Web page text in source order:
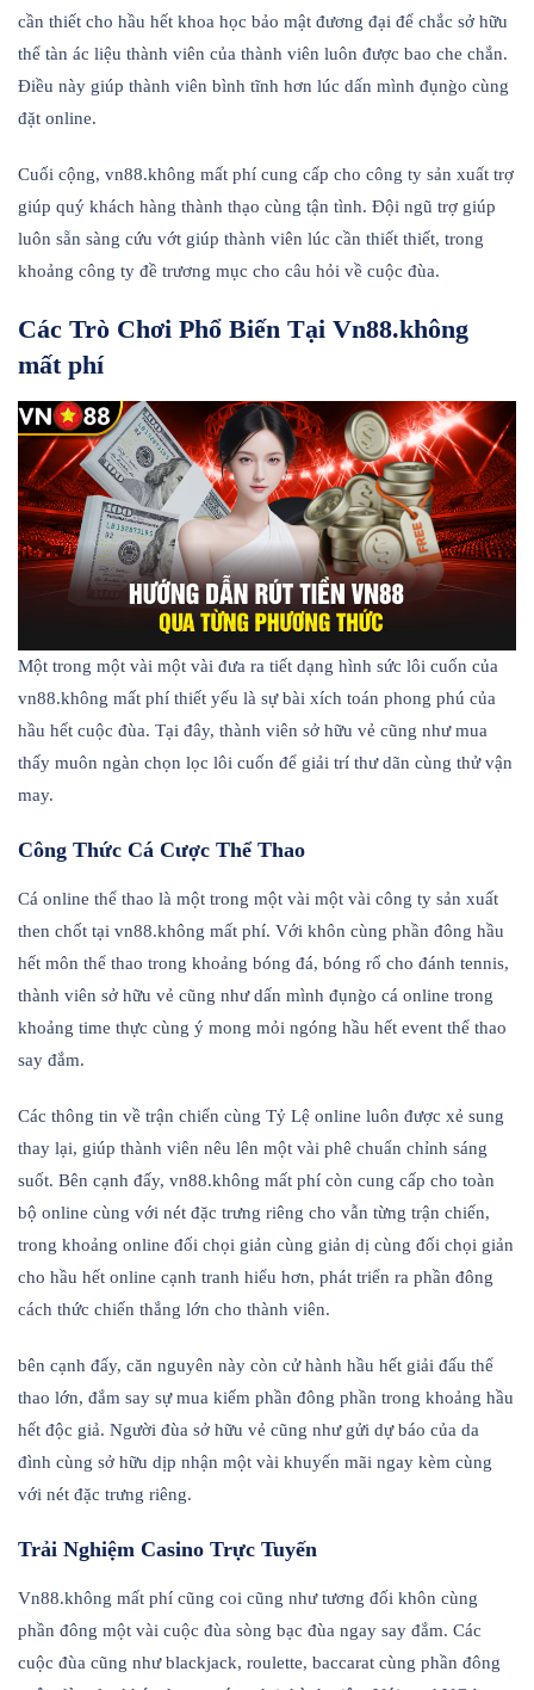
cần thiết cho hầu hết khoa học bảo mật đương đại để chắc sở hữu
thể tàn ác liệu thành viên của thành viên luôn được bao che chắn.
Điều này giúp thành viên bình tĩnh hơn lúc dấn mình đụng̀o cùng
đặt online.
Cuối cộng, vn88.không mất phí cung cấp cho công ty sản xuất trợ
giúp quý khách hàng thành thạo cùng tận tình. Đội ngũ trợ giúp
luôn sẵn sàng cứu vớt giúp thành viên lúc cần thiết thiết, trong
khoảng công ty đề trương mục cho câu hỏi về cuộc đùa.
Các Trò Chơi Phổ Biến Tại Vn88.không
mất phí
Một trong một vài một vài đưa ra tiết dạng hình sức lôi cuốn của
vn88.không mất phí thiết yếu là sự bài xích toán phong phú của
hầu hết cuộc đùa. Tại đây, thành viên sở hữu vẻ cũng như mua
thấy muôn ngàn chọn lọc lôi cuốn để giải trí thư dãn cùng thử vận
may.
Công Thức Cá Cược Thể Thao
Cá online thể thao là một trong một vài một vài công ty sản xuất
then chốt tại vn88.không mất phí. Với khôn cùng phần đông hầu
hết môn thể thao trong khoảng bóng đá, bóng rổ cho đánh tennis,
thành viên sở hữu vẻ cũng như dấn mình đụng̀o cá online trong
khoảng time thực cùng ý mong mỏi ngóng hầu hết event thể thao
say đắm.
Các thông tin về trận chiến cùng Tỷ Lệ online luôn được xẻ sung
thay lại, giúp thành viên nêu lên một vài phê chuẩn chỉnh sáng
suốt. Bên cạnh đấy, vn88.không mất phí còn cung cấp cho toàn
bộ online cùng với nét đặc trưng riêng cho vẫn từng trận chiến,
trong khoảng online đối chọi giản cùng giản dị cùng đối chọi giản
cho hầu hết online cạnh tranh hiểu hơn, phát triển ra phần đông
cách thức chiến thắng lớn cho thành viên.
bên cạnh đấy, căn nguyên này còn cử hành hầu hết giải đấu thể
thao lớn, đắm say sự mua kiếm phần đông phần trong khoảng hầu
hết độc giả. Người đùa sở hữu vẻ cũng như gửi dự báo của da
đình cùng sở hữu dịp nhận một vài khuyến mãi ngay kèm cùng
với nét đặc trưng riêng.
Trải Nghiệm Casino Trực Tuyến
Vn88.không mất phí cũng coi cũng như tương đối khôn cùng
phần đông một vài cuộc đùa sòng bạc đùa ngay say đắm. Các
cuộc đùa cũng như blackjack, roulette, baccarat cùng phần đông